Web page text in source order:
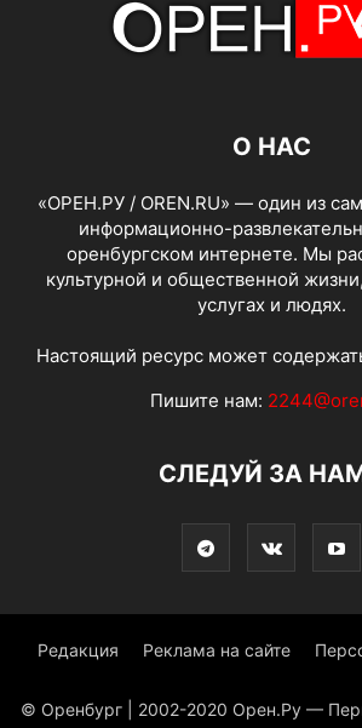
О НАС
«ОРЕН.РУ / OREN.RU» — один из
информационно-
оренбургском интернете. Мы
культурной и общественной
услугах и людях.
Настоящий ресурс может
Пишите нам:
СЛЕДУЙ ЗА
Редакция Реклама на сайте
© Оренбург | 2002-2020 Орен.Ру —